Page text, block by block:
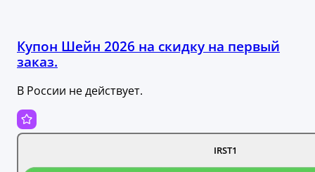
Купон Шейн 2026 на скидку на первый
заказ.
В России не действует.
IRST1